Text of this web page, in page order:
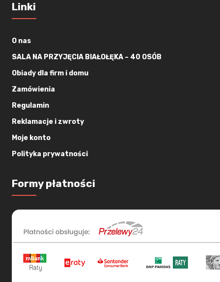
Linki
O nas
SALA NA PRZYJĘCIA BIAŁOŁĘKA – 40 OSÓB
Obiady dla firm i domu
Zamówienia
Regulamin
Reklamacje i zwroty
Moje konto
Polityka prywatności
Formy płatności